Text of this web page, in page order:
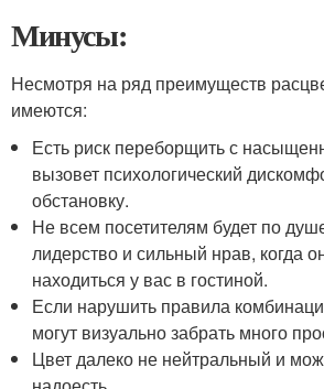
Минусы:
Несмотря на ряд преимуществ
имеются:
Есть риск переборщить с
вызовет психологический
обстановку.
Не всем посетителям будет по
лидерство и сильный нрав, когда
находиться у вас в гостиной.
Если нарушить правила
могут визуально забрать много
Цвет далеко не нейтральный и